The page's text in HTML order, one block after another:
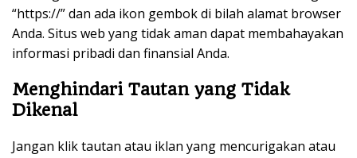
“https://” dan ada ikon gembok di bilah alamat browser
Anda. Situs web yang tidak aman dapat membahayakan
informasi pribadi dan finansial Anda.
Menghindari Tautan yang Tidak
Dikenal
Jangan klik tautan atau iklan yang mencurigakan atau